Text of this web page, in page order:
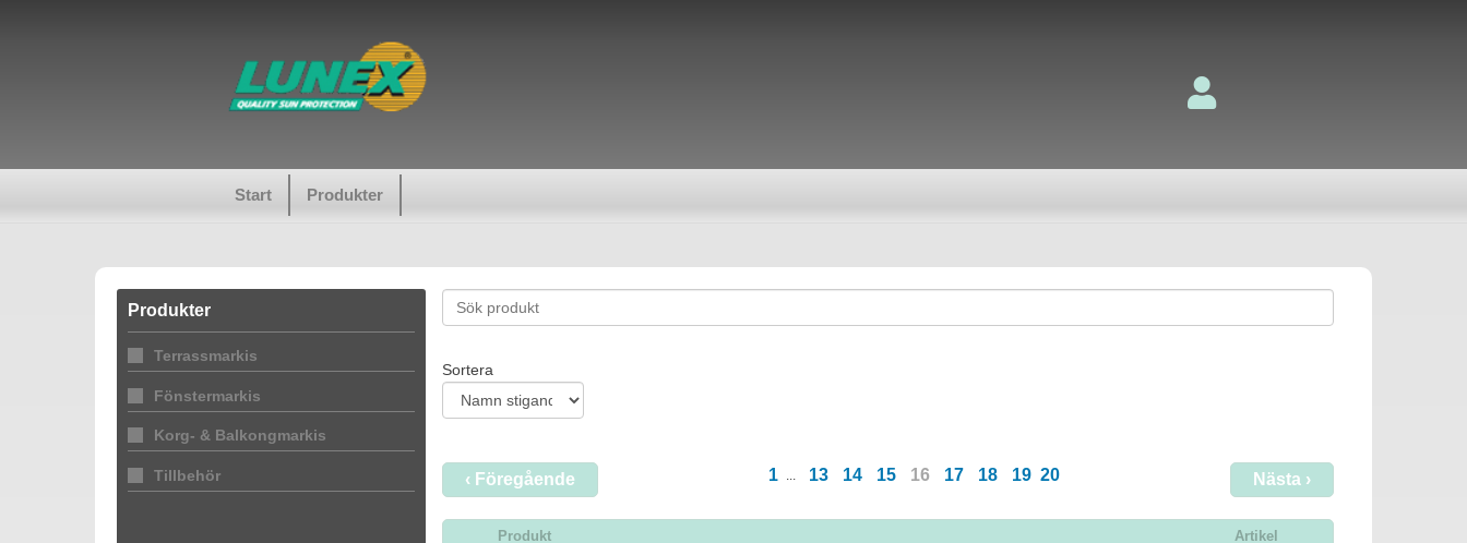
Start Produkter
Produkter
Terrassmarkis
Fönstermarkis
Korg- & Balkongmarkis
Tillbehör
Sortera
‹ Föregående 1 ... 13 14 15 16 17 18 19 20 Nästa ›
Produkt Artikel